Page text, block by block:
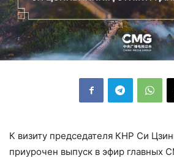
К визиту председателя КНР Си
приурочен выпуск в эфир главных